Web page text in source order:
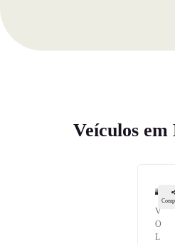
Veículos em
V
O
L